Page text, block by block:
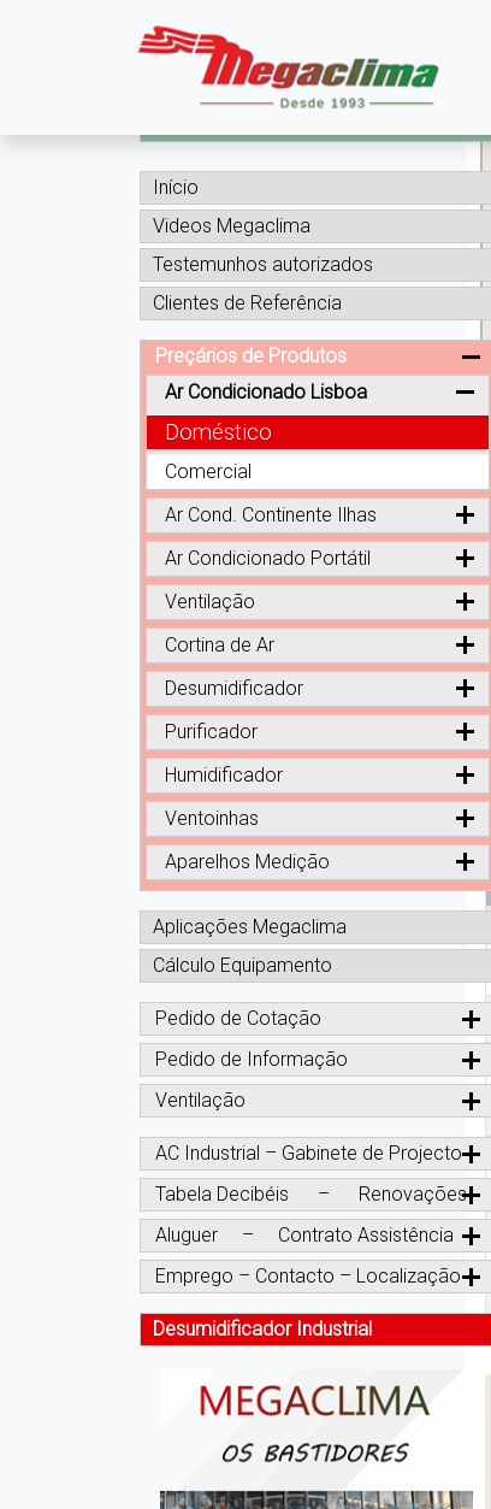
Início
Videos Megaclima
Testemunhos autorizados
Clientes de Referência
Preçários de Produtos
Ar Condicionado Lisboa
Doméstico
Comercial
Ar Cond. Continente Ilhas
Ar Condicionado Portátil
Ventilação
Cortina de Ar
Desumidificador
Purificador
Humidificador
Ventoinhas
Aparelhos Medição
Aplicações Megaclima
Cálculo Equipamento
Pedido de Cotação
Pedido de Informação
Ventilação
AC Industrial – Gabinete de Projecto
Tabela Decibéis – Renovações
Aluguer – Contrato Assistência
Emprego – Contacto – Localização
Desumidificador Industrial